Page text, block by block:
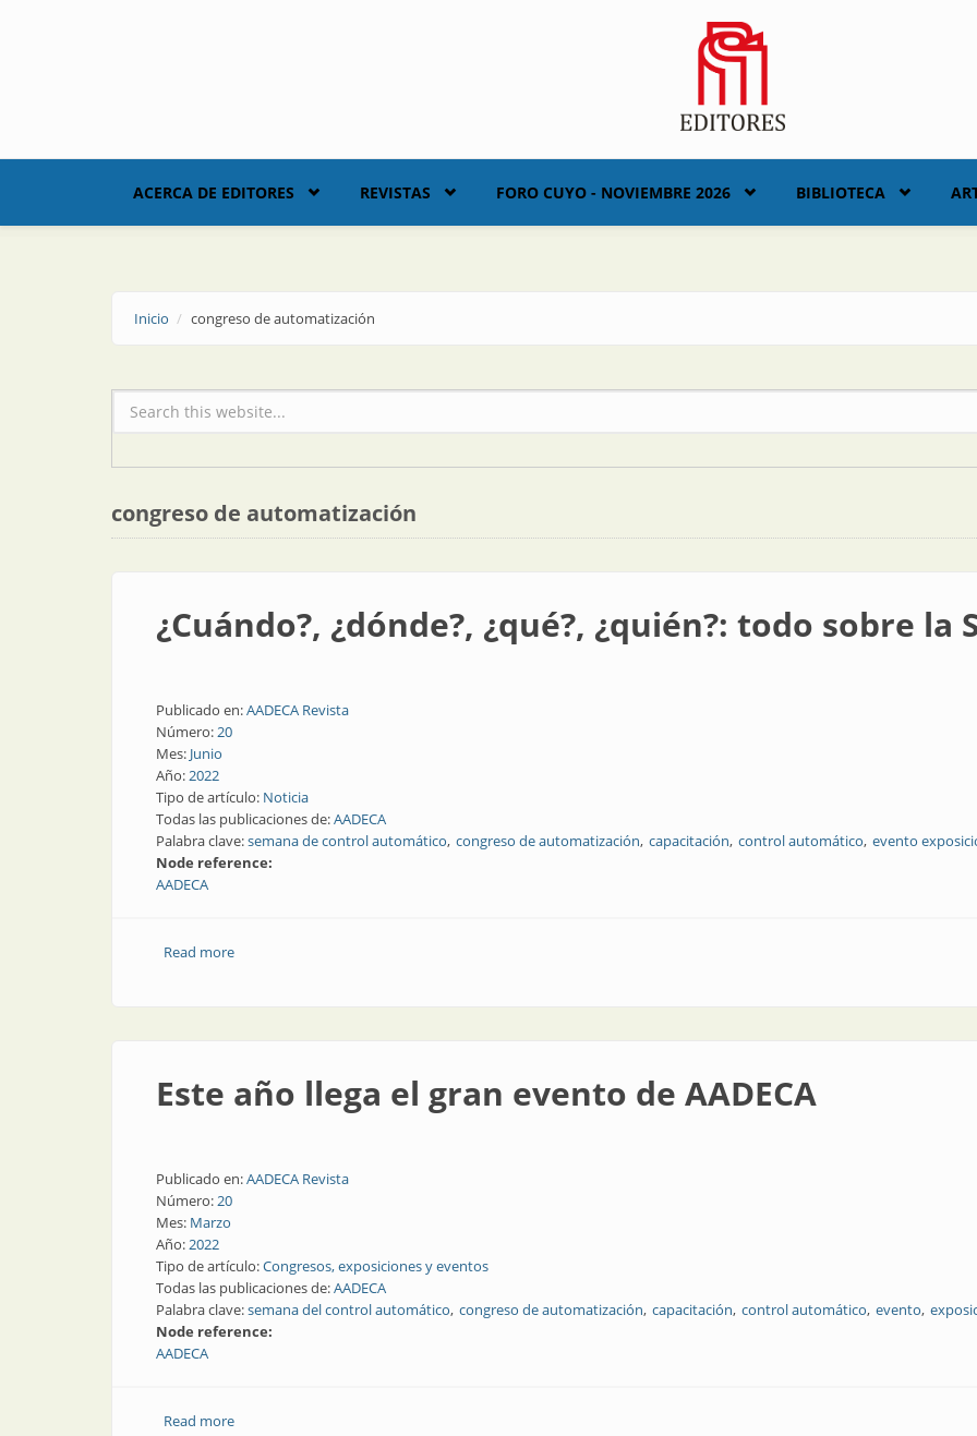
ACERCA DE EDITORES REVISTAS FORO CUYO - NOVIEMBRE 2026 BIBLIOTECA
Inicio congreso de automatización
Formulario de búsqueda
congreso de automatización
¿Cuándo?, ¿dónde?, ¿qué?, ¿quién?: todo sobre la
Publicado en:AADECA Revista
Número:20
Mes: Junio
Año:2022
Tipo de artículo: Noticia
Todas las publicaciones de:AADECA
Palabra clave:semana de control automático congreso de automatización capacitación control automático evento
Node reference:
AADECA
Read moreabout ¿Cuándo?, ¿dónde?, ¿qué?, ¿quién?: todo sobre la Semana AADECA
Este año llega el gran evento de AADECA
Publicado en:AADECA Revista
Número:20
Mes: Marzo
Año:2022
Tipo de artículo:Congresos, exposiciones y eventos
Todas las publicaciones de:AADECA
Palabra clave:semana del control automático congreso de automatización capacitación control automático evento
Node reference:
AADECA
Read moreabout Este año llega el gran evento de AADECA